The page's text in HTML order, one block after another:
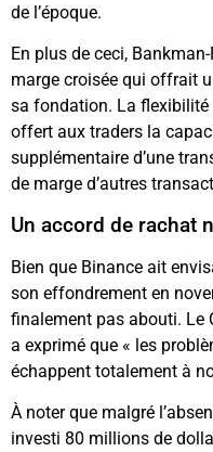
de l’époque.
En plus de ceci,
marge croisée qui offrait
sa fondation. La flexibilité
offert aux traders la
supplémentaire d’une
de marge d’autres
Un accord de rachat
Bien que Binance ait
son effondrement en
finalement pas abouti. Le
a exprimé que « les
échappent totalement à
À noter que malgré
investi 80 millions de